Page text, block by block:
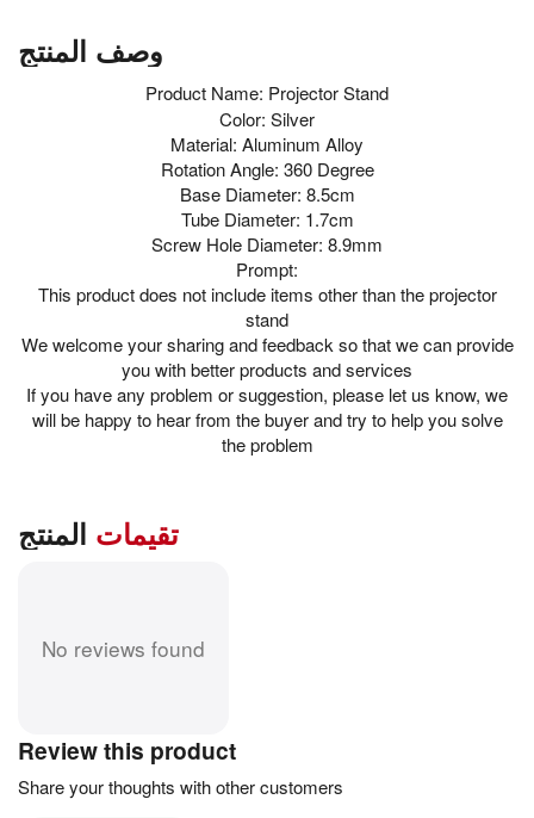
وصف المنتج
Product Name: Projector Stand
Color: Silver
Material: Aluminum Alloy
Rotation Angle: 360 Degree
Base Diameter: 8.5cm
Tube Diameter: 1.7cm
Screw Hole Diameter: 8.9mm
Prompt:
This product does not include items other than the projector
stand
We welcome your sharing and feedback so that we can provide
you with better products and services
If you have any problem or suggestion, please let us know, we
will be happy to hear from the buyer and try to help you solve
the problem
تقيمات المنتج
No reviews found
Review this product
Share your thoughts with other customers